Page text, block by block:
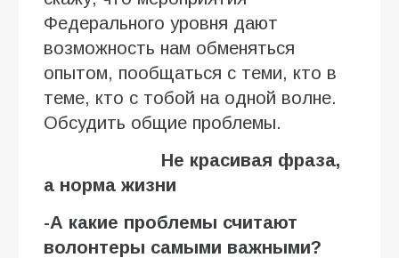
Федерального уровня дают
возможность нам обменяться
опытом, пообщаться с теми, кто в
теме, кто с тобой на одной волне.
Обсудить общие проблемы.
Не красивая фраза,
а норма жизни
-А какие проблемы считают
волонтеры самыми важными?